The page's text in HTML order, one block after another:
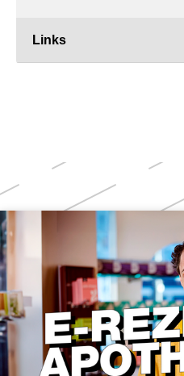
Links
Weitere
Themen